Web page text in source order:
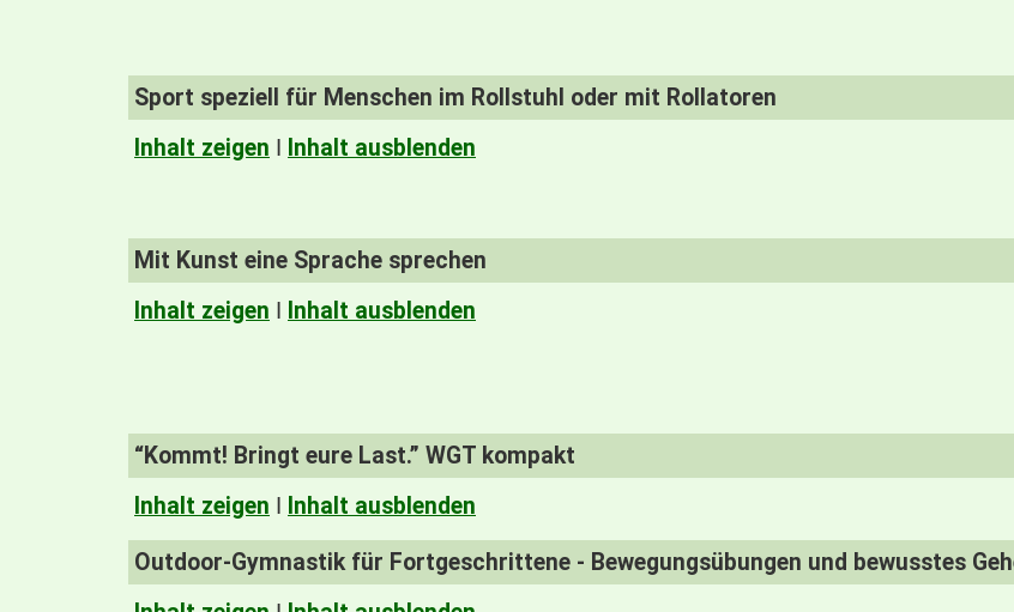
Sport speziell für Menschen im Rollstuhl oder mit Rollatoren
Inhalt zeigen I Inhalt ausblenden
Mit Kunst eine Sprache sprechen
Inhalt zeigen I Inhalt ausblenden
“Kommt! Bringt eure Last.” WGT kompakt
Inhalt zeigen I Inhalt ausblenden
Outdoor-Gymnastik für Fortgeschrittene - Bewegungsübungen und bewusstes